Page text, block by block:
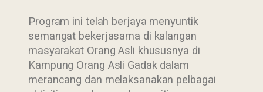
Program ini telah berjaya menyuntik
semangat bekerjasama di kalangan
masyarakat Orang Asli khususnya di
Kampung Orang Asli Gadak dalam
merancang dan melaksanakan pelbagai